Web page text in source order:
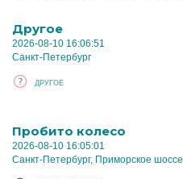
Другое
2026-08-10 16:06:51
Санкт-Петербург
ДРУГОЕ
Пробито колесо
2026-08-10 16:05:01
Санкт-Петербург, Приморское шоссе